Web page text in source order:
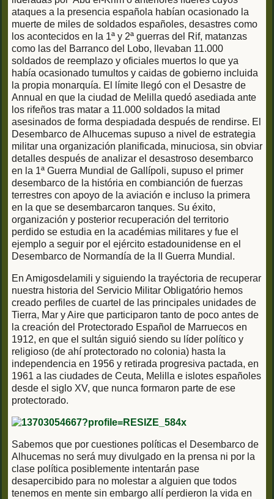
ataques a la presencia española habían ocasionado la
muerte de miles de soldados españoles, desastres como
los acontecidos en la 1ª y 2ª guerras del Rif, matanzas
como las del Barranco del Lobo, llevaban 11.000
soldados de reemplazo y oficiales muertos lo que ya
había ocasionado tumultos y caidas de gobierno incluida
la propia monarquía. El límite llegó con el Desastre de
Annual en que la ciudad de Melilla quedó asediada ante
los rifeños tras matar a 11.000 soldados la mitad
asesinados de forma despiadada después de rendirse. El
Desembarco de Alhucemas supuso a nivel de estrategia
militar una organización planificada, minuciosa, sin obviar
detalles después de analizar el desastroso desembarco
en la 1ª Guerra Mundial de Gallípoli, supuso el primer
desembarco de la história en combianción de fuerzas
terrestres con apoyo de la aviación e incluso la primera
en la que se desembarcaron tanques. Su éxito,
organización y posterior recuperación del territorio
perdido se estudia en la académias militares y fue el
ejemplo a seguir por el ejército estadounidense en el
Desembarco de Normandía de la II Guerra Mundial.
En Amigosdelamili y siguiendo la trayéctoria de recuperar
nuestra historia del Servicio Militar Obligatório hemos
creado perfiles de cuartel de las principales unidades de
Tierra, Mar y Aire que participaron tanto de poco antes de
la creación del Protectorado Español de Marruecos en
1912, en que el sultán siguió siendo su líder político y
religioso (de ahí protectorado no colonia) hasta la
independencia en 1956 y retirada progresiva pactada, en
1961 a las ciudades de Ceuta, Melilla e islotes españoles
desde el siglo XV, que nunca formaron parte de ese
protectorado.
Sabemos que por cuestiones políticas el Desembarco de
Alhucemas no será muy divulgado en la prensa ni por la
clase política posiblemente intentarán pase
desapercibido para no molestar a alguien que todos
tenemos en mente sin embargo allí perdieron la vida en